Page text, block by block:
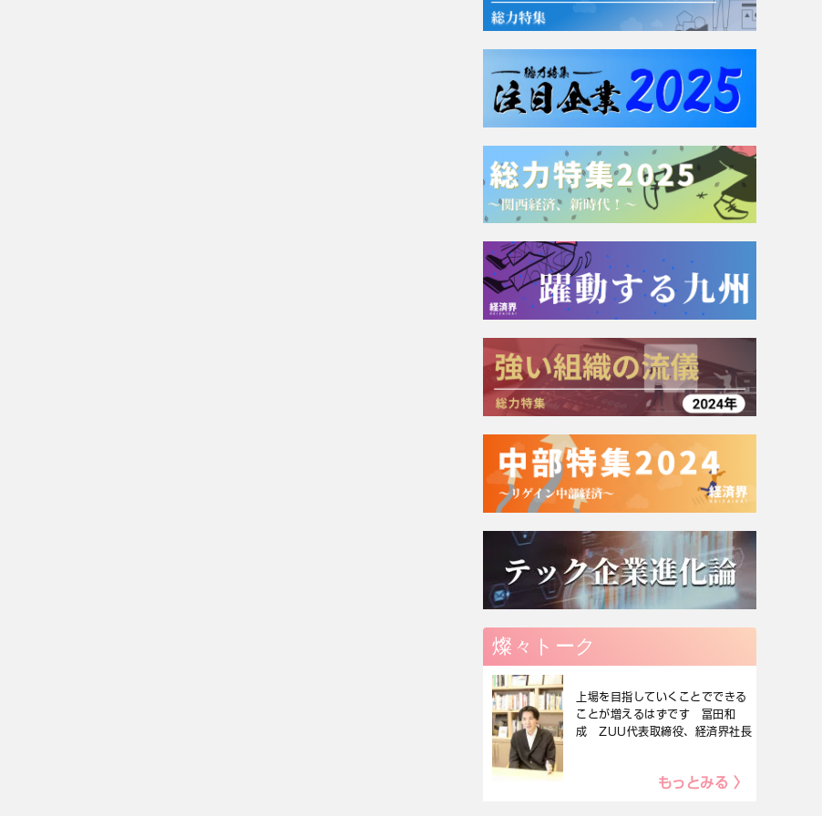
燦々トーク
上場を目指していくことでできる
ことが増えるはずです 冨田和
成 ZUU代表取締役、経済界社長
もっとみる 〉